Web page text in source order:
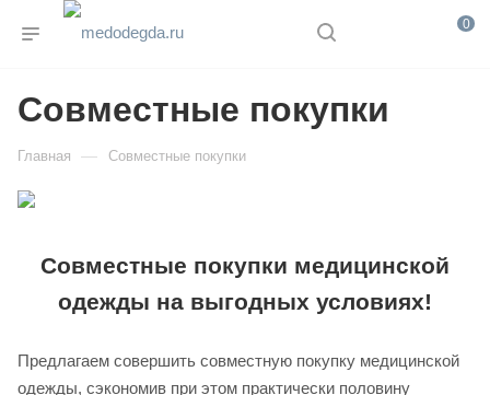
0
Совместные покупки
Главная — Совместные покупки
Совместные покупки медицинской
одежды на выгодных условиях!
Предлагаем совершить совместную покупку медицинской
одежды, сэкономив при этом практически половину